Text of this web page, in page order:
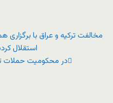
مخالفت ترکیه و عراق با برگزاری
استقلال
در محکومیت حملات